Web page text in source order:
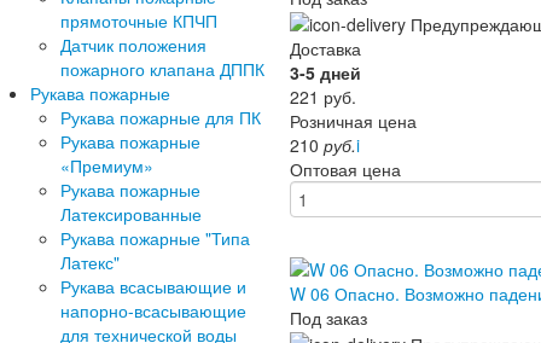
прямоточные КПЧП
Датчик положения
пожарного клапана ДППК
Рукава пожарные
Рукава пожарные для ПК
Рукава пожарные
«Премиум»
Рукава пожарные
Латексированные
Рукава пожарные "Типа
Латекс"
Рукава всасывающие и
напорно-всасывающие
для технической воды
Доставка
3-5 дней
221 руб.
Розничная цена
210 руб.i
Оптовая цена
W 06 Опасно. Возможно
Под заказ